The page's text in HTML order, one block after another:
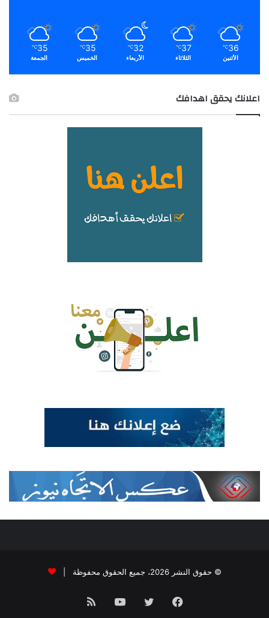
36
℃
الأثنين
37
℃
الثلاثاء
32
℃
الأربعاء
35
℃
الخميس
35
℃
الجمعة
اعلانك يحقق اهدافك
© حقوق النشر 2026، جميع الحقوق محفوظة |
فيسبوك تويتر يوتيوب